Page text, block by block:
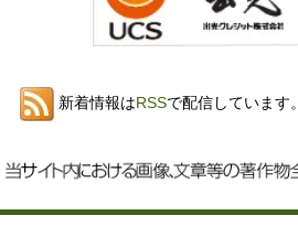
新着情報はRSSで配信しています。